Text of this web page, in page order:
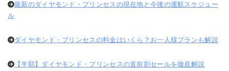
最新のダイヤモンド・プリンセスの現在地と今後の運航スケジュー
ル
ダイヤモンド・プリンセスの料金はいくら？お一人様プランも解説
【半額】ダイヤモンド・プリンセスの直前割セールを徹底解説